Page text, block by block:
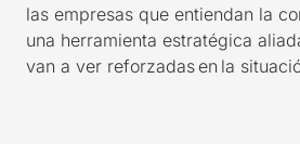
las empresas que entiendan la
una herramienta estratégica
van a ver reforzadas en la